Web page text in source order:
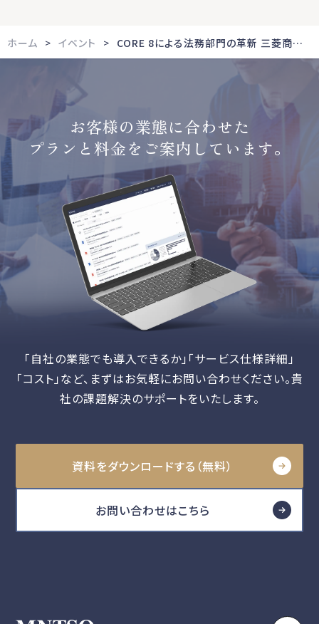
ホーム イベント CORE 8による法務部門の革新 三菱商事に学ぶ AI時代の戦略法務と「正しさ」の考え方
お客様の業態に合わせた
プランと料金をご案内しています。
「自社の業態でも導入できるか」「サービス仕様詳細」
「コスト」など、 まずはお気軽にお問い合わせください。貴
社の課題解決のサポートをいたします。
資料をダウンロードする（無料）
お問い合わせはこちら